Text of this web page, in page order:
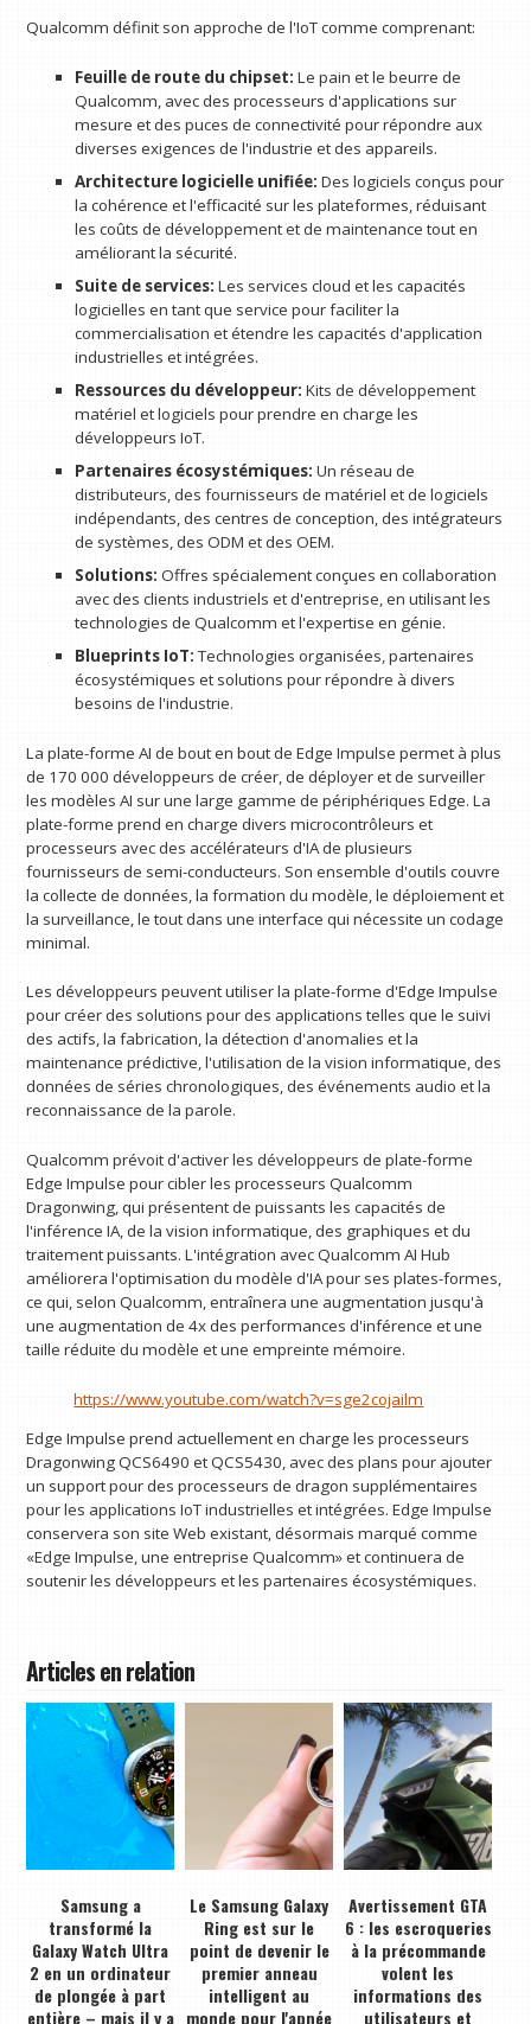
Qualcomm définit son approche de l'IoT comme comprenant:
Feuille de route du chipset: Le pain et le beurre de
Qualcomm, avec des processeurs d'applications sur
mesure et des puces de connectivité pour répondre aux
diverses exigences de l'industrie et des appareils.
Architecture logicielle unifiée: Des logiciels conçus pour
la cohérence et l'efficacité sur les plateformes, réduisant
les coûts de développement et de maintenance tout en
améliorant la sécurité.
Suite de services: Les services cloud et les capacités
logicielles en tant que service pour faciliter la
commercialisation et étendre les capacités d'application
industrielles et intégrées.
Ressources du développeur: Kits de développement
matériel et logiciels pour prendre en charge les
développeurs IoT.
Partenaires écosystémiques: Un réseau de
distributeurs, des fournisseurs de matériel et de logiciels
indépendants, des centres de conception, des intégrateurs
de systèmes, des ODM et des OEM.
Solutions: Offres spécialement conçues en collaboration
avec des clients industriels et d'entreprise, en utilisant les
technologies de Qualcomm et l'expertise en génie.
Blueprints IoT:Technologies organisées, partenaires
écosystémiques et solutions pour répondre à divers
besoins de l'industrie.
La plate-forme AI de bout en bout de Edge Impulse permet à plus
de 170 000 développeurs de créer, de déployer et de surveiller
les modèles AI sur une large gamme de périphériques Edge. La
plate-forme prend en charge divers microcontrôleurs et
processeurs avec des accélérateurs d'IA de plusieurs
fournisseurs de semi-conducteurs. Son ensemble d'outils couvre
la collecte de données, la formation du modèle, le déploiement et
la surveillance, le tout dans une interface qui nécessite un codage
minimal.
Les développeurs peuvent utiliser la plate-forme d'Edge Impulse
pour créer des solutions pour des applications telles que le suivi
des actifs, la fabrication, la détection d'anomalies et la
maintenance prédictive, l'utilisation de la vision informatique, des
données de séries chronologiques, des événements audio et la
reconnaissance de la parole.
Qualcomm prévoit d'activer les développeurs de plate-forme
Edge Impulse pour cibler les processeurs Qualcomm
Dragonwing, qui présentent de puissants les capacités de
l'inférence IA, de la vision informatique, des graphiques et du
traitement puissants. L'intégration avec Qualcomm AI Hub
améliorera l'optimisation du modèle d'IA pour ses plates-formes,
ce qui, selon Qualcomm, entraînera une augmentation jusqu'à
une augmentation de 4x des performances d'inférence et une
taille réduite du modèle et une empreinte mémoire.
https://www.youtube.com/watch?v=sge2cojailm
Edge Impulse prend actuellement en charge les processeurs
Dragonwing QCS6490 et QCS5430, avec des plans pour ajouter
un support pour des processeurs de dragon supplémentaires
pour les applications IoT industrielles et intégrées. Edge Impulse
conservera son site Web existant, désormais marqué comme
«Edge Impulse, une entreprise Qualcomm» et continuera de
soutenir les développeurs et les partenaires écosystémiques.
Articles en relation
Samsung a
transformé la
Galaxy Watch Ultra
2 en un ordinateur
de plongée à part
entière – mais il y a
Le Samsung Galaxy
Ring est sur le
point de devenir le
premier anneau
intelligent au
monde pour l'apnée
Avertissement GTA
6 : les escroqueries
à la précommande
volent les
informations des
utilisateurs et